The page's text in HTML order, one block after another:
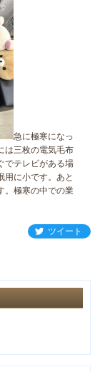
急に極寒になっ
は三枚の電気毛布
でテレビがある場
用に小です。あと
。極寒の中での業
ツイート